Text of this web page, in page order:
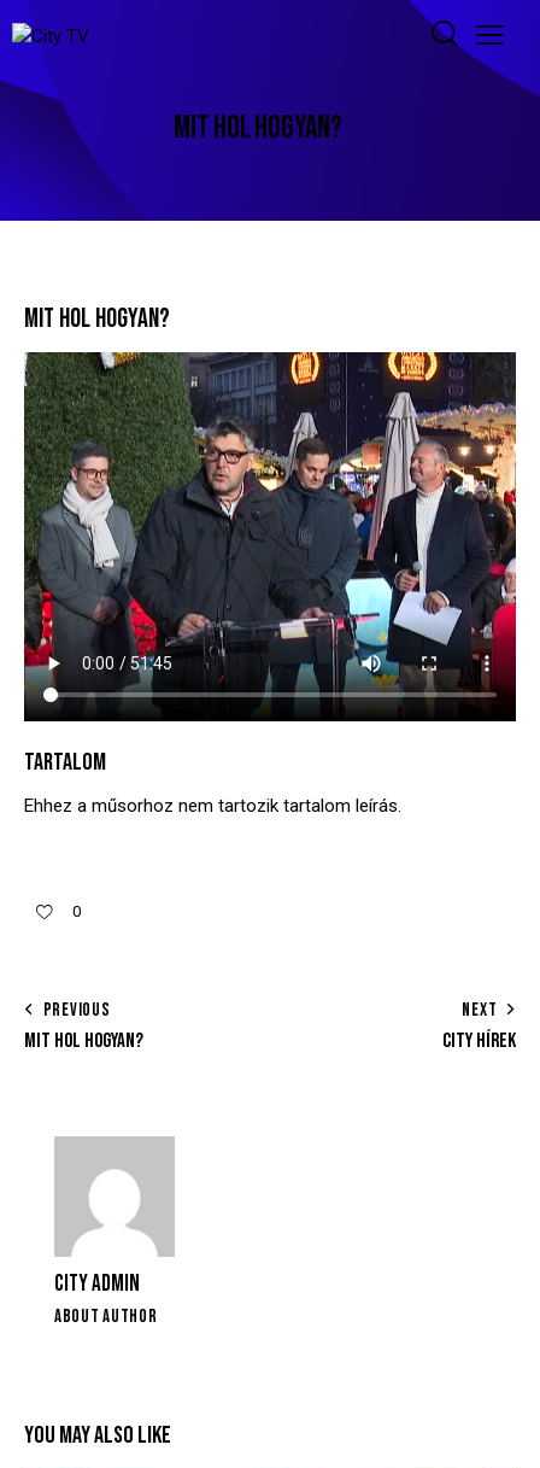
MIT HOL HOGYAN?
MIT HOL HOGYAN?
TARTALOM
Ehhez a műsorhoz nem tartozik tartalom leírás.
0
PREVIOUS
MIT HOL HOGYAN?
NEXT
CITY HÍREK
CITY ADMIN
ABOUT AUTHOR
YOU MAY ALSO LIKE